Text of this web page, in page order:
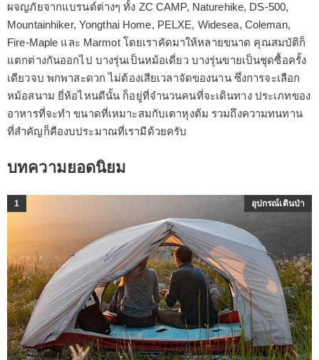
ผจญภัยจากแบรนด์ต่างๆ ทั้ง ZC CAMP, Naturehike, DS-500,
Mountainhiker, Yongthai Home, PELXE, Widesea, Coleman,
Fire-Maple และ Marmot โดยเราคัดมาให้หลายขนาด คุณสมบัติก็
แตกต่างกันออกไป บางรุ่นเป็นหม้อเดี่ยว บางรุ่นขายเป็นชุดซื้อครั้ง
เดียวจบ พกพาสะดวก ไม่ต้องเสียเวลาจัดของนาน ซึ่งการจะเลือก
หม้อสนาม ยี่ห้อไหนดีนั้น ก็อยู่ที่จำนวนคนที่จะเดินทาง ประเภทของ
อาหารที่จะทำ ขนาดที่เหมาะสมกับเตาหุงต้ม รวมถึงความทนทาน
ที่สำคัญก็คืองบประมาณที่เรามีด้วยครับ
บทความยอดนิยม
1 อุปกรณ์เดินป่า